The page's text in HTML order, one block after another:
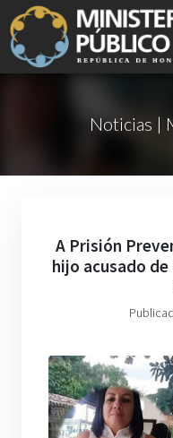
Noticias |
A Prisión
hijo acusado